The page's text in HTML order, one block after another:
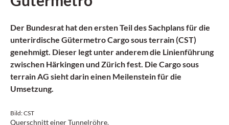
Der Bundesrat hat den ersten Teil des Sachplans für die
unterirdische Gütermetro Cargo sous terrain (CST)
genehmigt. Dieser legt unter anderem die Linienführung
zwischen Härkingen und Zürich fest. Die Cargo sous
terrain AG sieht darin einen Meilenstein für die
Umsetzung.
Bild: CST
Querschnitt einer Tunnelröhre.